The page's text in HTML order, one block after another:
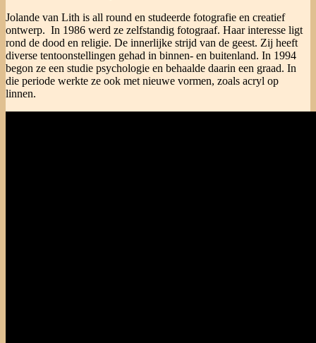
Jolande van Lith is all round en studeerde fotografie en creatief
ontwerp. In 1986 werd ze zelfstandig fotograaf. Haar interesse ligt
rond de dood en religie. De innerlijke strijd van de geest. Zij heeft
diverse tentoonstellingen gehad in binnen- en buitenland. In 1994
begon ze een studie psychologie en behaalde daarin een graad. In
die periode werkte ze ook met nieuwe vormen, zoals acryl op
linnen.